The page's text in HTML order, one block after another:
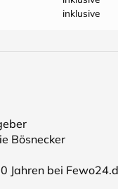
inklusive
Bösnecker
Jahren bei